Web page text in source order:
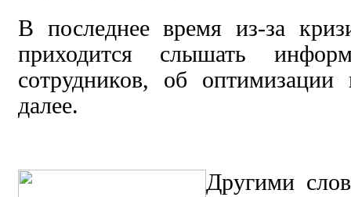
В последнее время из-за
приходится слышать
сотрудников, об
далее.
Другими